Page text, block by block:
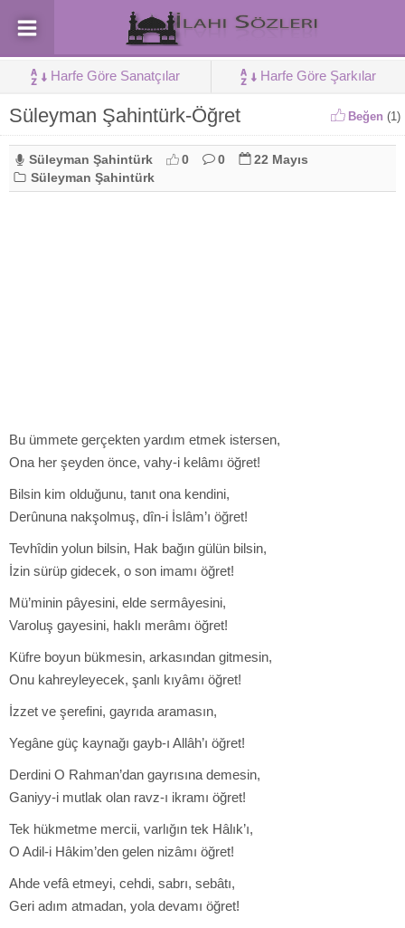
Harfe Göre Sanatçılar Harfe Göre Şarkılar
Süleyman Şahintürk-Öğret Beğen (1)
Süleyman Şahintürk 0 0
22 Mayıs
Süleyman Şahintürk
Bu ümmete gerçekten yardım etmek istersen,
Ona her şeyden önce, vahy-i kelâmı öğret!
Bilsin kim olduğunu, tanıt ona kendini,
Derûnuna nakşolmuş, dîn-i İslâm’ı öğret!
Tevhîdin yolun bilsin, Hak bağın gülün bilsin,
İzin sürüp gidecek, o son imamı öğret!
Mü’minin pâyesini, elde sermâyesini,
Varoluş gayesini, haklı merâmı öğret!
Küfre boyun bükmesin, arkasından gitmesin,
Onu kahreyleyecek, şanlı kıyâmı öğret!
İzzet ve şerefini, gayrıda aramasın,
Yegâne güç kaynağı gayb-ı Allâh’ı öğret!
Derdini O Rahman’dan gayrısına demesin,
Ganiyy-i mutlak olan ravz-ı ikramı öğret!
Tek hükmetme mercii, varlığın tek Hâlık’ı,
O Adil-i Hâkim’den gelen nizâmı öğret!
Ahde vefâ etmeyi, cehdi, sabrı, sebâtı,
Geri adım atmadan, yola devamı öğret!